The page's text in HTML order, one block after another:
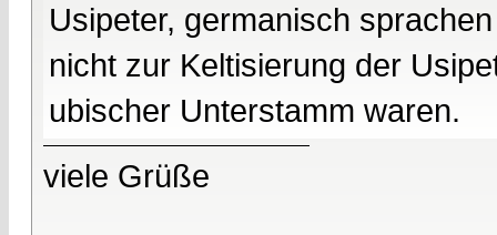
Usipeter, germanisch
nicht zur Keltisierung der
ubischer Unterstamm waren.
viele Grüße